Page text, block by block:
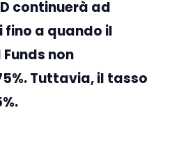
continuerà ad
a quando il
non
Tuttavia, il tasso